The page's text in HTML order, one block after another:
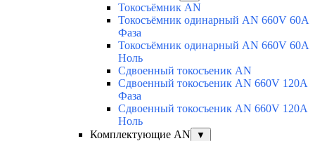
Токосъёмник AN
Токосъёмник одинарный AN 660V 60A
Фаза
Токосъёмник одинарный AN 660V 60A
Ноль
Сдвоенный токосъеник AN
Сдвоенный токосъеник AN 660V 120A
Фаза
Сдвоенный токосъеник AN 660V 120A
Ноль
Комплектующие AN
▼